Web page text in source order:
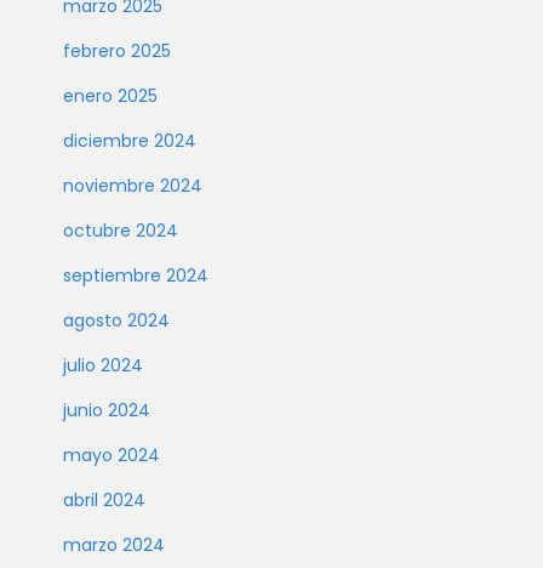
marzo 2025
febrero 2025
enero 2025
diciembre 2024
noviembre 2024
octubre 2024
septiembre 2024
agosto 2024
julio 2024
junio 2024
mayo 2024
abril 2024
marzo 2024